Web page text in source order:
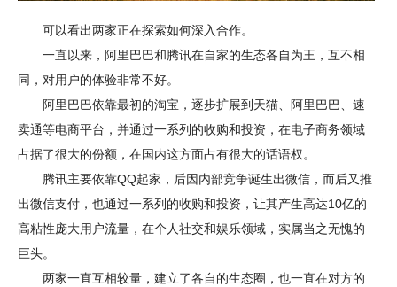
可以看出两家正在探索如何深入合作。
一直以来，阿里巴巴和腾讯在自家的生态各自为王，互不相
同，对用户的体验非常不好。
阿里巴巴依靠最初的淘宝，逐步扩展到天猫、阿里巴巴、速
卖通等电商平台，并通过一系列的收购和投资，在电子商务领域
占据了很大的份额，在国内这方面占有很大的话语权。
腾讯主要依靠QQ起家，后因内部竞争诞生出微信，而后又推
出微信支付，也通过一系列的收购和投资，让其产生高达10亿的
高粘性庞大用户流量，在个人社交和娱乐领域，实属当之无愧的
巨头。
两家一直互相较量，建立了各自的生态圈，也一直在对方的